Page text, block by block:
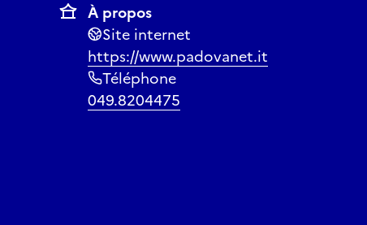
À propos
Site internet
https://www.padovanet.it
Téléphone
049.8204475